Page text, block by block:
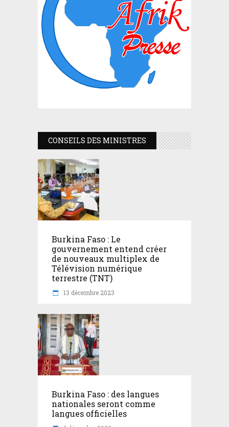
CONSEILS DES MINISTRES
Burkina Faso : Le
gouvernement entend créer
de nouveaux multiplex de
Télévision numérique
terrestre (TNT)
13 décembre 2023
Burkina Faso : des langues
nationales seront comme
langues officielles